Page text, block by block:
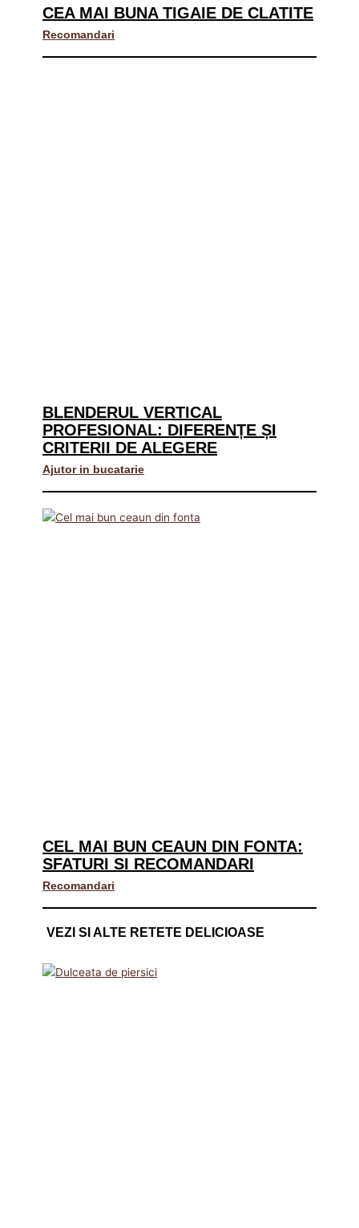
CEA MAI BUNA TIGAIE DE CLATITE
Recomandari
BLENDERUL VERTICAL
PROFESIONAL: DIFERENȚE ȘI
CRITERII DE ALEGERE
Ajutor in bucatarie
CEL MAI BUN CEAUN DIN FONTA:
SFATURI SI RECOMANDARI
Recomandari
VEZI SI ALTE RETETE DELICIOASE